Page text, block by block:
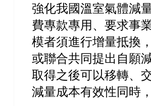
強化我國溫室氣體減
費專款專用、要求事
模者須進行增量抵換
或聯合共同提出自願
取得之後可以移轉、
減量成本有效性同時